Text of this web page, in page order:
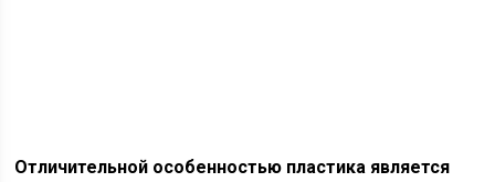
Отличительной особенностью пластика является